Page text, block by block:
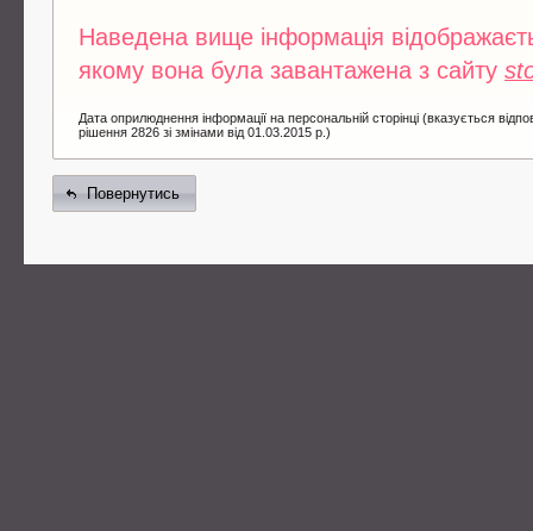
Наведена вище інформація
якому вона була завантажена з сайту
Дата оприлюднення інформації на персональній сторінці (вказується
рішення 2826 зі змінами від 01.03.2015 р.)
Повернутись